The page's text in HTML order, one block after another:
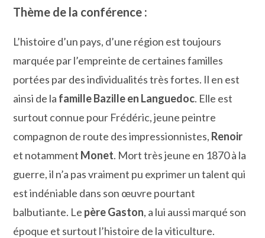
Thème de la conférence :
L’histoire d’un pays, d’une région est toujours
marquée par l’empreinte de certaines familles
portées par des individualités très fortes. Il en est
ainsi de la famille Bazille en Languedoc. Elle est
surtout connue pour Frédéric, jeune peintre
compagnon de route des impressionnistes, Renoir
et notamment Monet. Mort très jeune en 1870 à la
guerre, il n’a pas vraiment pu exprimer un talent qui
est indéniable dans son œuvre pourtant
balbutiante. Le père Gaston, a lui aussi marqué son
époque et surtout l’histoire de la viticulture.